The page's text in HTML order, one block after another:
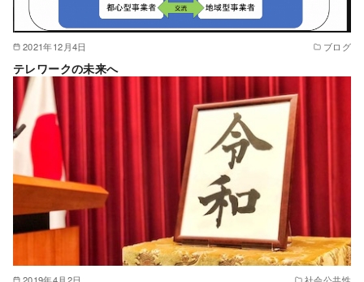
2021年12月4日 ブログ
テレワークの未来へ